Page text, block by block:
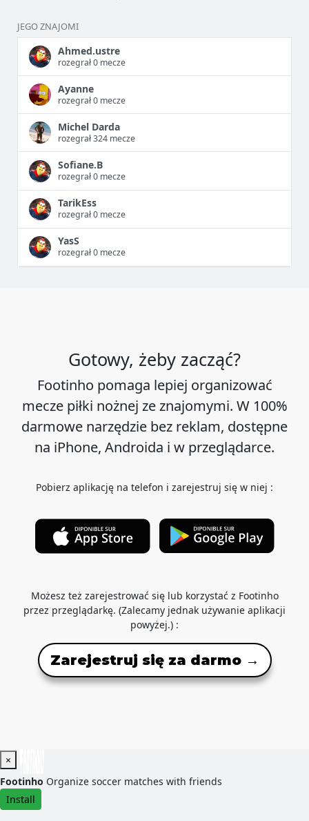
JEGO ZNAJOMI
Ahmed.ustre
rozegrał 0 mecze
Ayanne
rozegrał 0 mecze
Michel Darda
rozegrał 324 mecze
Sofiane.B
rozegrał 0 mecze
TarikEss
rozegrał 0 mecze
YasS
rozegrał 0 mecze
Gotowy, żeby zacząć?
Footinho pomaga lepiej organizować
mecze piłki nożnej ze znajomymi. W 100%
darmowe narzędzie bez reklam, dostępne
na iPhone, Androida i w przeglądarce.
Pobierz aplikację na telefon i zarejestruj się w niej :
Możesz też zarejestrować się lub korzystać z Footinho
przez przeglądarkę. (Zalecamy jednak używanie aplikacji
powyżej.) :
Zarejestruj się za darmo →
×
Footinho Organize soccer matches with friends
Install